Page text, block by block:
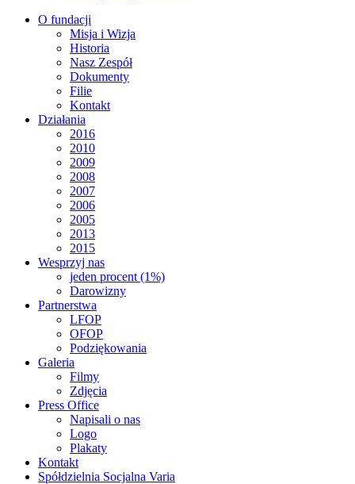
O fundacji
Misja i Wizja
Historia
Nasz Zespół
Dokumenty
Filie
Kontakt
Działania
2016
2010
2009
2008
2007
2006
2005
2013
2015
Wesprzyj nas
jeden procent (1%)
Darowizny
Partnerstwa
LFOP
OFOP
Podziękowania
Galeria
Filmy
Zdjęcia
Press Office
Napisali o nas
Logo
Plakaty
Kontakt
Spółdzielnia Socjalna Varia